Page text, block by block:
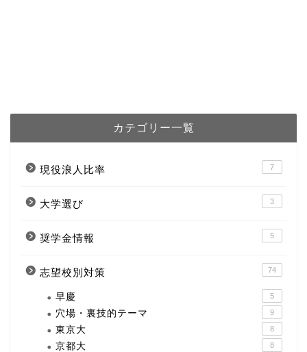
カテゴリー一覧
現役浪人比率 7
大学選び 3
奨学金情報 5
志望校別対策 74
早慶 5
穴場・裏技的テーマ 9
東京大 8
京都大 8